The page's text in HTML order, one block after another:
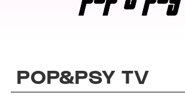
POP&PSY TV